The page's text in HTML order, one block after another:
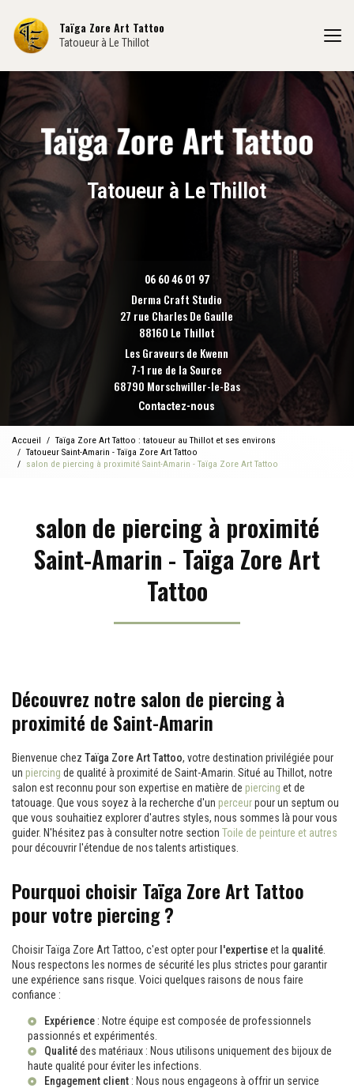
contenu
principal
Taïga Zore Art Tattoo
Tatoueur à Le Thillot
Tatoueur à Le Thillot
06 60 46 01 97
Derma Craft Studio
27 rue Charles De Gaulle
88160 Le Thillot
Les Graveurs de Kwenn
7-1 rue de la Source
68790 Morschwiller-le-Bas
Contactez-nous
Accueil
Taïga Zore Art Tattoo : tatoueur au Thillot et ses environs
Tatoueur Saint-Amarin - Taïga Zore Art Tattoo
salon de piercing à proximité Saint-Amarin - Taïga Zore Art Tattoo
salon de piercing à proximité
Saint-Amarin - Taïga Zore Art
Tattoo
Découvrez notre salon de piercing à
proximité de Saint-Amarin
Bienvenue chez Taïga Zore Art Tattoo, votre destination privilégiée pour
un piercing de qualité à proximité de Saint-Amarin. Situé au Thillot, notre
salon est reconnu pour son expertise en matière de piercing et de
tatouage. Que vous soyez à la recherche d'un perceurpour un septum ou
que vous souhaitiez explorer d'autres styles, nous sommes là pour vous
guider. N'hésitez pas à consulter notre section Toile de peinture et autres
pour découvrir l'étendue de nos talents artistiques.
Pourquoi choisir Taïga Zore Art Tattoo
pour votre piercing ?
Choisir Taïga Zore Art Tattoo, c'est opter pour l'expertiseet la qualité
Nous respectons les normes de sécurité les plus strictes pour garantir
une expérience sans risque. Voici quelques raisons de nous faire
confiance :
Expérience : Notre équipe est composée de professionnels
passionnés et expérimentés.
Qualitédes matériaux : Nous utilisons uniquement des bijoux de
haute qualité pour éviter les infections.
Engagement client : Nous nous engageons à offrir un service